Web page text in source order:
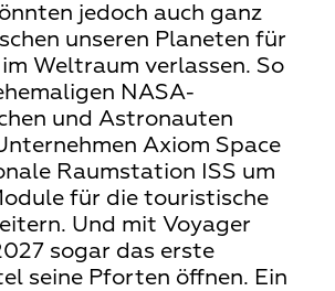
jedoch auch ganz
unseren Planeten für
Weltraum verlassen. So
NASA-
und Astronauten
Axiom Space
Raumstation ISS um
für die touristische
Und mit Voyager
sogar das erste
seine Pforten öffnen. Ein